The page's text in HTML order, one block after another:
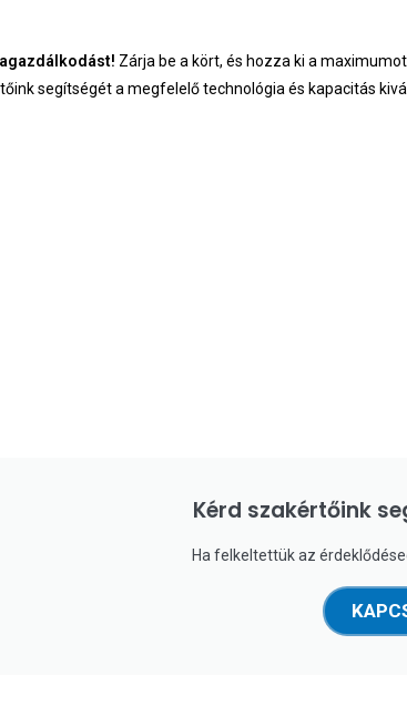
Zárja be a kört, és hozza ki a
segítségét a megfelelő technológia és kapacitás
Kérd szakértőink
Ha felkeltettük az